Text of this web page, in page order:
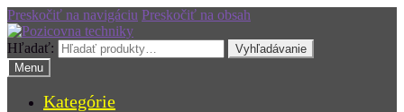
Preskočiť na navigáciu Preskočiť na obsah
Hľadať:
Vyhľadávanie
Menu
Kategórie